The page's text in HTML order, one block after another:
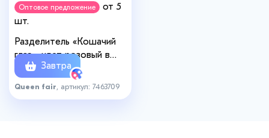
Оптовое предложение
от 5
шт.
Разделитель «Кошачий
глаз», цвет розовый в
серебреЗавтра
Queen fair , артикул: 7463709